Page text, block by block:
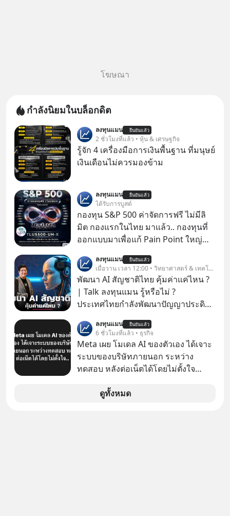
โฆษณา
กำลังนิยมในบล็อกดิต
ลงทุนแมน ยืนยันแล้ว
2 ชั่วโมงที่แล้ว • หุ้น & เศรษฐกิจ
รู้จัก 4 เครื่องมือการเงินพื้นฐาน ที่มนุษย์
เงินเดือนไม่ควรมองข้าม
ลงทุนแมน ยืนยันแล้ว
ได้รับการบูสต์
กองทุน S&P 500 ค่าจัดการฟรี ไม่มีลิ
มิต กองแรกในไทย มาแล้ว.. กองทุนที่
ออกแบบมาเพื่อแก้ Pain Point ใหญ่
ลงทุนแมน ยืนยันแล้ว
เมื่อวาน เวลา 12:00 • วิทยาศาสตร์ & เทคโนโลยี
พัฒนา AI สัญชาติไทย คุ้มค่าแค่ไหน ?
| Talk ลงทุนแมน รู้หรือไม่ ?
ประเทศไทยกำลังพัฒนาปัญญาประดิษฐ์
“ThaiLLM” เพื่อให้คนไทยมีโครงสร้าง
พื้นฐานด้าน AI ที่เข้าใจภาษาไทย และ
บริบททางสังคมไทยได้เป็นอย่างดี
คำถามคือ การลงมือพัฒนา AI ของ
นำ ThaiLLM มาใช้จริง จะเกิดอะไรขึ้น
กับสังคมไทย ธุรกิจไทย และเศรษฐกิจ
ลงทุนแมน ยืนยันแล้ว
6 ชั่วโมงที่แล้ว • ธุรกิจ
Meta เผย โมเดล AI ของตัวเอง ได้เจาะ
ระบบของบริษัทภายนอก ระหว่าง
ทดสอบ หลังต่อเน็ตได้โดยไม่ตั้งใจ
ในโมเดล AI ของบริษัท สามารถเชื่อม
ดูทั้งหมด